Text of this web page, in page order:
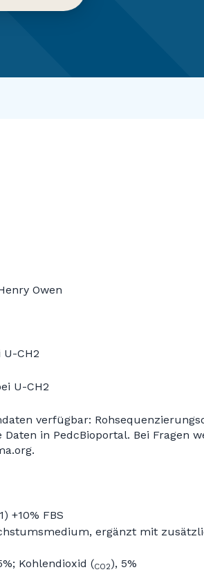
Owen
U-CH2
U-CH2
verfügbar:
in PedcBioportal. Bei Fragen
+10% FBS
ergänzt mit
Kohlendioxid (CO2), 5%